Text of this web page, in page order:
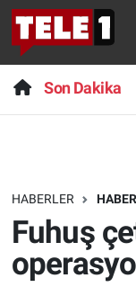
Son Dakika
HABERLER HABER
Fuhuş
Anında
Başka
Bilim turu
Bilim ve
Son Dakika
Haber
Dünya
Teknoloji
Nöbetçi
Hava
Trafik
Süper Lig